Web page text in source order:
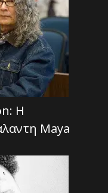
Η
Maya